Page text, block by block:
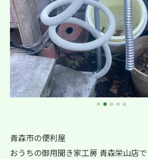
青森市の便利屋
おうちの御用聞き家工房 青森栄山店で